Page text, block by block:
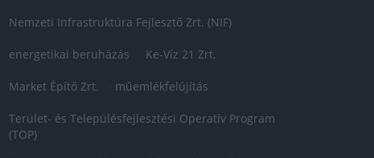
Nemzeti Infrastruktúra Fejlesztő Zrt. (NIF)
energetikai beruházás Ke-Víz 21 Zrt.
Market Építő Zrt. műemlékfelújítás
Terület- és Településfejlesztési Operatív Program
(TOP)